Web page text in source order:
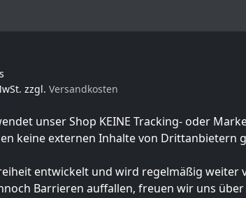
zzgl. Versandkosten
unser Shop KEINE Tracking- oder
keine externen Inhalte von Drittanbietern
entwickelt und wird regelmäßig weiter
Barrieren auffallen, freuen wir uns